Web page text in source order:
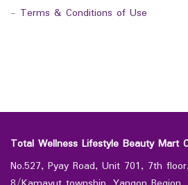
- Terms & Conditions of Use
Total Wellness Lifestyle Beauty Mart
No.527, Pyay Road, Unit 701, 7th